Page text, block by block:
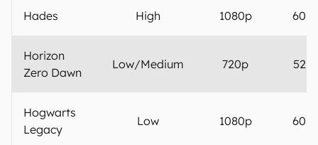
Hades High 1080p 60
Horizon
Zero Dawn
Low/Medium 720p 52
Hogwarts
Legacy
Low 1080p 60